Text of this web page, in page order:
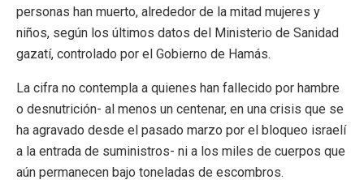
personas han muerto, alrededor de la mitad mujeres y
niños, según los últimos datos del Ministerio de Sanidad
gazatí, controlado por el Gobierno de Hamás.
La cifra no contempla a quienes han fallecido por hambre
o desnutrición- al menos un centenar, en una crisis que se
ha agravado desde el pasado marzo por el bloqueo israelí
a la entrada de suministros- ni a los miles de cuerpos que
aún permanecen bajo toneladas de escombros.